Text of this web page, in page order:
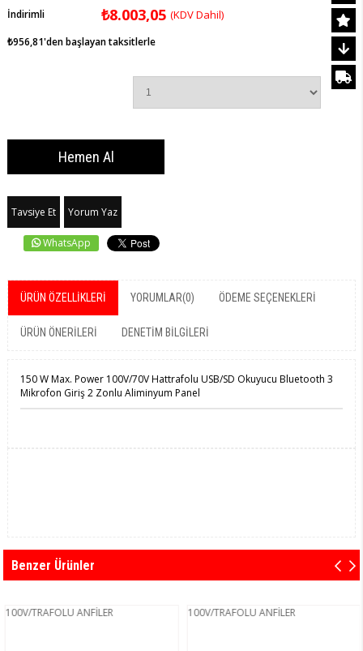
İndirimli ₺8.003,05 (KDV Dahil)
₺956,81'den başlayan taksitlerle
Tavsiye Et Yorum Yaz
WhatsApp
ÜRÜN ÖZELLIKLERI YORUMLAR(0) ÖDEME SEÇENEKLERI
ÜRÜN ÖNERILERI DENETIM BILGILERI
150 W Max. Power 100V/70V Hattrafolu USB/SD Okuyucu Bluetooth 3
Mikrofon Giriş 2 Zonlu Aliminyum Panel
Benzer Ürünler
100V/TRAFOLU ANFİLER 100V/TRAFOLU ANFİLER